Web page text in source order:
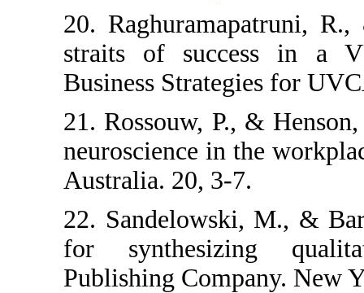
20.
straits of
Business
21. Rossouw,
neuroscience in
Australia. 20, 3-
22.
for
Publishing